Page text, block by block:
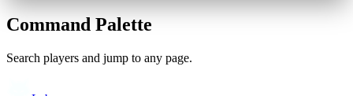
Command Palette
Search players and jump to any page.